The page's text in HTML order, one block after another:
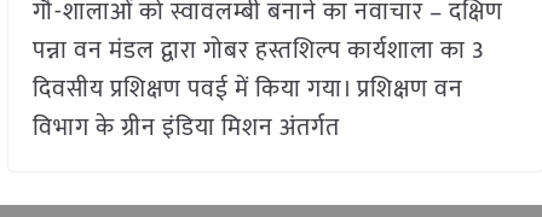
गौ-शालाओं को स्वावलम्बी बनाने का नवाचार – दक्षिण
पन्ना वन मंडल द्वारा गोबर हस्तशिल्प कार्यशाला का 3
दिवसीय प्रशिक्षण पवई में किया गया। प्रशिक्षण वन
विभाग के ग्रीन इंडिया मिशन अंतर्गत